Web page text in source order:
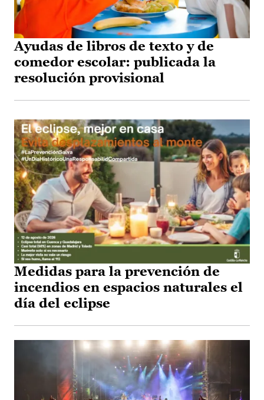
Ayudas de libros de texto y de
comedor escolar: publicada la
resolución provisional
Medidas para la prevención de
incendios en espacios naturales el
día del eclipse